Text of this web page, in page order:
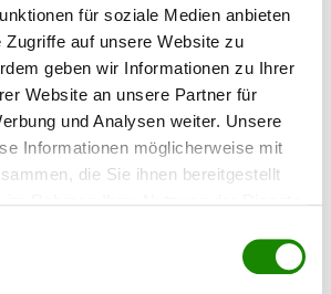
für soziale Medien anbieten
Zugriffe auf unsere Website zu
geben wir Informationen zu Ihrer
Website an unsere Partner für
und Analysen weiter. Unsere
Informationen möglicherweise mit
die Sie ihnen bereitgestellt
Mischlack WB-M4
Mischlack für AllorA Spot-Repair-